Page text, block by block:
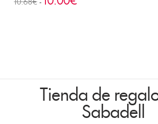
Tienda de
Sabadell